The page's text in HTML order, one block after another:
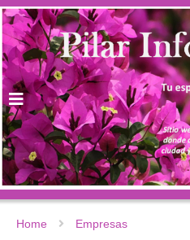
Home Empresas